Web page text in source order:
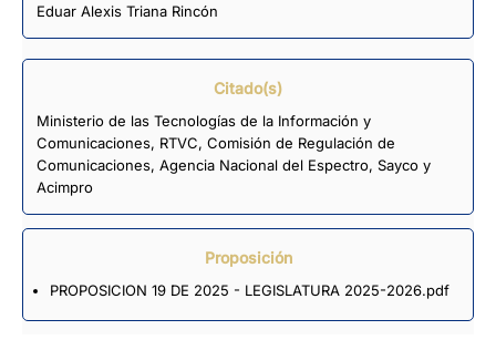
Eduar Alexis Triana Rincón
Citado(s)
Ministerio de las Tecnologías de la Información y
Comunicaciones, RTVC, Comisión de Regulación de
Comunicaciones, Agencia Nacional del Espectro, Sayco y
Acimpro
Proposición
PROPOSICION 19 DE 2025 - LEGISLATURA 2025-2026.pdf